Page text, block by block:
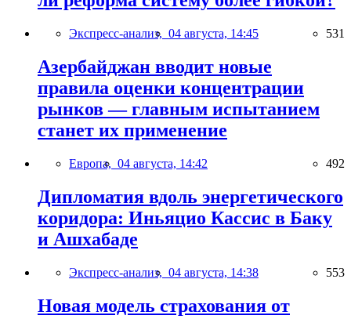
Экспресс-анализ, 04 августа, 14:45 531
Азербайджан вводит новые
правила оценки концентрации
рынков — главным испытанием
станет их применение
Европа, 04 августа, 14:42 492
Дипломатия вдоль энергетического
коридора: Иньяцио Кассис в Баку
и Ашхабаде
Экспресс-анализ, 04 августа, 14:38 553
Новая модель страхования от